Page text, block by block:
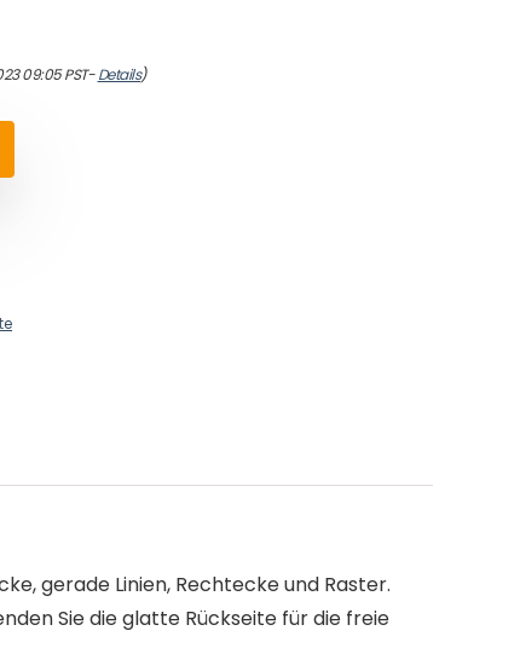
09:05 PST-Details)
gerade Linien, Rechtecke und Raster.
Sie die glatte Rückseite für die freie